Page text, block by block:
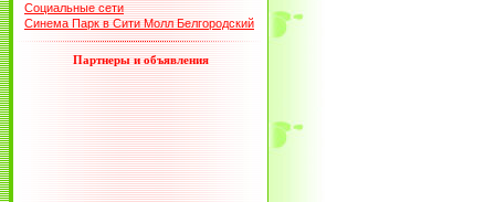
Социальные сети
Синема Парк в Сити Молл Белгородский
Партнеры и объявления